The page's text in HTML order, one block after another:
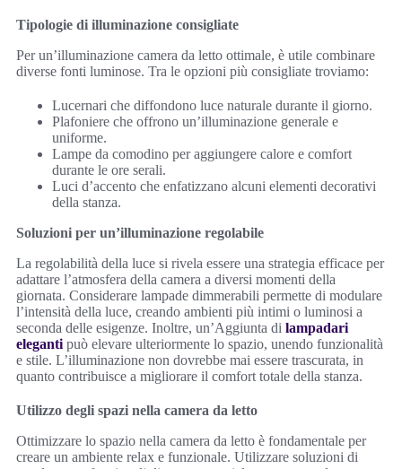
Tipologie di illuminazione consigliate
Per un’illuminazione camera da letto ottimale, è utile combinare
diverse fonti luminose. Tra le opzioni più consigliate troviamo:
Lucernari che diffondono luce naturale durante il giorno.
Plafoniere che offrono un’illuminazione generale e
uniforme.
Lampe da comodino per aggiungere calore e comfort
durante le ore serali.
Luci d’accento che enfatizzano alcuni elementi decorativi
della stanza.
Soluzioni per un’illuminazione regolabile
La regolabilità della luce si rivela essere una strategia efficace per
adattare l’atmosfera della camera a diversi momenti della
giornata. Considerare lampade dimmerabili permette di modulare
l’intensità della luce, creando ambienti più intimi o luminosi a
seconda delle esigenze. Inoltre, un’Aggiunta di lampadari
eleganti può elevare ulteriormente lo spazio, unendo funzionalità
e stile. L’illuminazione non dovrebbe mai essere trascurata, in
quanto contribuisce a migliorare il comfort totale della stanza.
Utilizzo degli spazi nella camera da letto
Ottimizzare lo spazio nella camera da letto è fondamentale per
creare un ambiente relax e funzionale. Utilizzare soluzioni di